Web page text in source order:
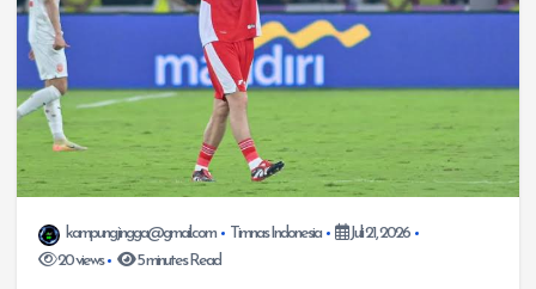
kampungjingga@gmail.com Timnas Indonesia
Juli 21, 2026
20 views
5 minutes Read